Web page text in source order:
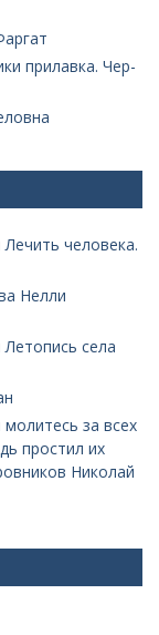
прилавка. Чер­
Лечить человека.
Нелли
Летопись села
за всех
простил их
Николай